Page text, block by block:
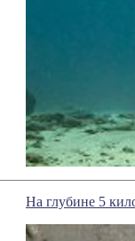
На глубине 5